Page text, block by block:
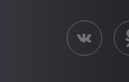
Активация